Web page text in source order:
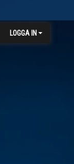
LOGGA IN